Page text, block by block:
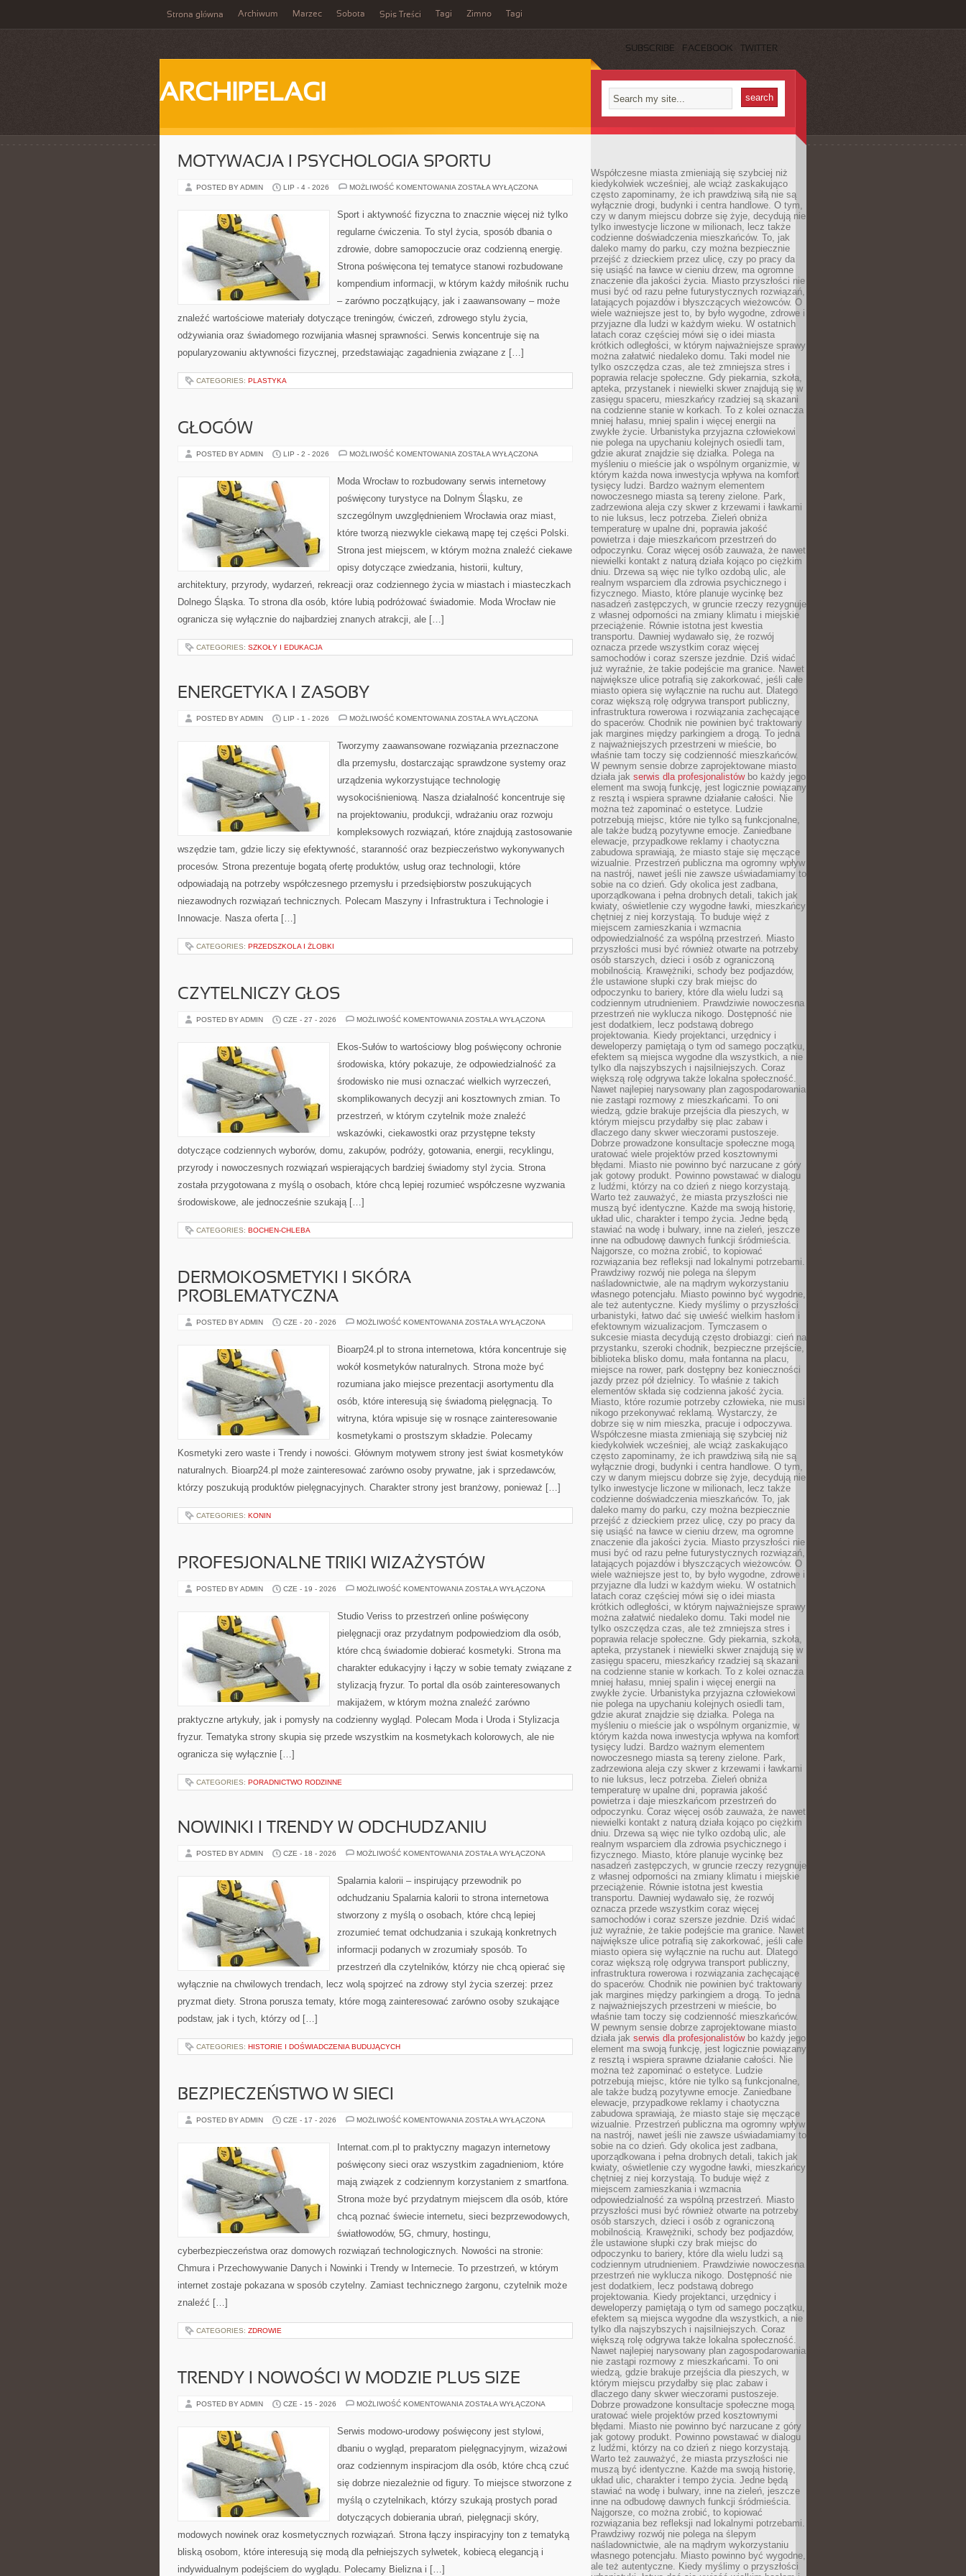
Strona główna Archiwum Marzec Sobota Spis Treści Tagi Zimno Tagi
SUBSCRIBE FACEBOOK TWITTER
ARCHIPELAGI
MOTYWACJA I PSYCHOLOGIA SPORTU
POSTED BY ADMIN LIP - 4 - 2026 MOŻLIWOŚĆ KOMENTOWANIA MOTYWACJA
ZOSTAŁA WYŁĄCZONA
Sport i aktywność fizyczna to znacznie więcej niż tylko
regularne ćwiczenia. To styl życia, sposób dbania o
zdrowie, dobre samopoczucie oraz codzienną energię.
Strona poświęcona tej tematyce stanowi rozbudowane
kompendium informacji, w którym każdy miłośnik ruchu
– zarówno początkujący, jak i zaawansowany – może
znaleźć wartościowe materiały dotyczące treningów, ćwiczeń, zdrowego stylu życia,
odżywiania oraz świadomego rozwijania własnej sprawności. Serwis koncentruje się na
popularyzowaniu aktywności fizycznej, przedstawiając zagadnienia związane z […]
CATEGORIES: PLASTYKA
GŁOGÓW
POSTED BY ADMIN LIP - 2 - 2026 MOŻLIWOŚĆ KOMENTOWANIA GŁOGÓW
ZOSTAŁA WYŁĄCZONA
Moda Wrocław to rozbudowany serwis internetowy
poświęcony turystyce na Dolnym Śląsku, ze
szczególnym uwzględnieniem Wrocławia oraz miast,
które tworzą niezwykle ciekawą mapę tej części Polski.
Strona jest miejscem, w którym można znaleźć ciekawe
opisy dotyczące zwiedzania, historii, kultury,
architektury, przyrody, wydarzeń, rekreacji oraz codziennego życia w miastach i miasteczkach
Dolnego Śląska. To strona dla osób, które lubią podróżować świadomie. Moda Wrocław nie
ogranicza się wyłącznie do najbardziej znanych atrakcji, ale […]
CATEGORIES: SZKOŁY I EDUKACJA
ENERGETYKA I ZASOBY
POSTED BY ADMIN LIP - 1 - 2026 MOŻLIWOŚĆ KOMENTOWANIA ENERGETYKA
ZOSTAŁA WYŁĄCZONA
Tworzymy zaawansowane rozwiązania przeznaczone
dla przemysłu, dostarczając sprawdzone systemy oraz
urządzenia wykorzystujące technologię
wysokociśnieniową. Nasza działalność koncentruje się
na projektowaniu, produkcji, wdrażaniu oraz rozwoju
kompleksowych rozwiązań, które znajdują zastosowanie
wszędzie tam, gdzie liczy się efektywność, staranność oraz bezpieczeństwo wykonywanych
procesów. Strona prezentuje bogatą ofertę produktów, usług oraz technologii, które
odpowiadają na potrzeby współczesnego przemysłu i przedsiębiorstw poszukujących
niezawodnych rozwiązań technicznych. Polecam Maszyny i Infrastruktura i Technologie i
Innowacje. Nasza oferta […]
CATEGORIES: PRZEDSZKOLA I ŻLOBKI
CZYTELNICZY GŁOS
POSTED BY ADMIN CZE - 27 - 2026 MOŻLIWOŚĆ KOMENTOWANIA CZYTELNICZY
ZOSTAŁA WYŁĄCZONA
Ekos-Sułów to wartościowy blog poświęcony ochronie
środowiska, który pokazuje, że odpowiedzialność za
środowisko nie musi oznaczać wielkich wyrzeczeń,
skomplikowanych decyzji ani kosztownych zmian. To
przestrzeń, w którym czytelnik może znaleźć
wskazówki, ciekawostki oraz przystępne teksty
dotyczące codziennych wyborów, domu, zakupów, podróży, gotowania, energii, recyklingu,
przyrody i nowoczesnych rozwiązań wspierających bardziej świadomy styl życia. Strona
została przygotowana z myślą o osobach, które chcą lepiej rozumieć współczesne wyzwania
środowiskowe, ale jednocześnie szukają […]
CATEGORIES: BOCHEN-CHLEBA
DERMOKOSMETYKI I SKÓRA
PROBLEMATYCZNA
POSTED BY ADMIN CZE - 20 - 2026 MOŻLIWOŚĆ KOMENTOWANIA DERMOKOSMETYKI
PROBLEMATYCZNA
ZOSTAŁA WYŁĄCZONA
Bioarp24.pl to strona internetowa, która koncentruje się
wokół kosmetyków naturalnych. Strona może być
rozumiana jako miejsce prezentacji asortymentu dla
osób, które interesują się świadomą pielęgnacją. To
witryna, która wpisuje się w rosnące zainteresowanie
kosmetykami o prostszym składzie. Polecamy
Kosmetyki zero waste i Trendy i nowości. Głównym motywem strony jest świat kosmetyków
naturalnych. Bioarp24.pl może zainteresować zarówno osoby prywatne, jak i sprzedawców,
którzy poszukują produktów pielęgnacyjnych. Charakter strony jest branżowy, ponieważ […]
CATEGORIES: KONIN
PROFESJONALNE TRIKI WIZAŻYSTÓW
POSTED BY ADMIN CZE - 19 - 2026 MOŻLIWOŚĆ KOMENTOWANIA PROFESJONALNE
ZOSTAŁA WYŁĄCZONA
Studio Veriss to przestrzeń online poświęcony
pielęgnacji oraz przydatnym podpowiedziom dla osób,
które chcą świadomie dobierać kosmetyki. Strona ma
charakter edukacyjny i łączy w sobie tematy związane z
stylizacją fryzur. To portal dla osób zainteresowanych
makijażem, w którym można znaleźć zarówno
praktyczne artykuły, jak i pomysły na codzienny wygląd. Polecam Moda i Uroda i Stylizacja
fryzur. Tematyka strony skupia się przede wszystkim na kosmetykach kolorowych, ale nie
ogranicza się wyłącznie […]
CATEGORIES: PORADNICTWO RODZINNE
NOWINKI I TRENDY W ODCHUDZANIU
POSTED BY ADMIN CZE - 18 - 2026 MOŻLIWOŚĆ KOMENTOWANIA NOWINKI
ODCHUDZANIU
ZOSTAŁA WYŁĄCZONA
Spalarnia kalorii – inspirujący przewodnik po
odchudzaniu Spalarnia kalorii to strona internetowa
stworzony z myślą o osobach, które chcą lepiej
zrozumieć temat odchudzania i szukają konkretnych
informacji podanych w zrozumiały sposób. To
przestrzeń dla czytelników, którzy nie chcą opierać się
wyłącznie na chwilowych trendach, lecz wolą spojrzeć na zdrowy styl życia szerzej: przez
pryzmat diety. Strona porusza tematy, które mogą zainteresować zarówno osoby szukające
podstaw, jak i tych, którzy od […]
CATEGORIES: HISTORIE I DOŚWIADCZENIA BUDUJĄCYCH
BEZPIECZEŃSTWO W SIECI
POSTED BY ADMIN CZE - 17 - 2026 MOŻLIWOŚĆ KOMENTOWANIA BEZPIECZEŃSTWO
ZOSTAŁA WYŁĄCZONA
Internat.com.pl to praktyczny magazyn internetowy
poświęcony sieci oraz wszystkim zagadnieniom, które
mają związek z codziennym korzystaniem z smartfona.
Strona może być przydatnym miejscem dla osób, które
chcą poznać świecie internetu, sieci bezprzewodowych,
światłowodów, 5G, chmury, hostingu,
cyberbezpieczeństwa oraz domowych rozwiązań technologicznych. Nowości na stronie:
Chmura i Przechowywanie Danych i Nowinki i Trendy w Internecie. To przestrzeń, w którym
internet zostaje pokazana w sposób czytelny. Zamiast technicznego żargonu, czytelnik może
znaleźć […]
CATEGORIES: ZDROWIE
TRENDY I NOWOŚCI W MODZIE PLUS SIZE
POSTED BY ADMIN CZE - 15 - 2026 MOŻLIWOŚĆ KOMENTOWANIA TRENDY
W
MODZIE
SIZE
ZOSTAŁA WYŁĄCZONA
Serwis modowo-urodowy poświęcony jest stylowi,
dbaniu o wygląd, preparatom pielęgnacyjnym, wizażowi
oraz codziennym inspiracjom dla osób, które chcą czuć
się dobrze niezależnie od figury. To miejsce stworzone z
myślą o czytelnikach, którzy szukają prostych porad
dotyczących dobierania ubrań, pielęgnacji skóry,
modowych nowinek oraz kosmetycznych rozwiązań. Strona łączy inspiracyjny ton z tematyką
bliską osobom, które interesują się modą dla pełniejszych sylwetek, kobiecą elegancją i
indywidualnym podejściem do wyglądu. Polecamy Bielizna i […]
Współczesne miasta zmieniają się szybciej niż
kiedykolwiek wcześniej, ale wciąż zaskakująco
często zapominamy, że ich prawdziwą siłą nie są
wyłącznie drogi, budynki i centra handlowe. O tym,
czy w danym miejscu dobrze się żyje, decydują nie
tylko inwestycje liczone w milionach, lecz także
codzienne doświadczenia mieszkańców. To, jak
daleko mamy do parku, czy można bezpiecznie
przejść z dzieckiem przez ulicę, czy po pracy da
się usiąść na ławce w cieniu drzew, ma ogromne
znaczenie dla jakości życia. Miasto przyszłości nie
musi być od razu pełne futurystycznych rozwiązań,
latających pojazdów i błyszczących wieżowców. O
wiele ważniejsze jest to, by było wygodne, zdrowe i
przyjazne dla ludzi w każdym wieku. W ostatnich
latach coraz częściej mówi się o idei miasta
krótkich odległości, w którym najważniejsze sprawy
można załatwić niedaleko domu. Taki model nie
tylko oszczędza czas, ale też zmniejsza stres i
poprawia relacje społeczne. Gdy piekarnia, szkoła,
apteka, przystanek i niewielki skwer znajdują się w
zasięgu spaceru, mieszkańcy rzadziej są skazani
na codzienne stanie w korkach. To z kolei oznacza
mniej hałasu, mniej spalin i więcej energii na
zwykłe życie. Urbanistyka przyjazna człowiekowi
nie polega na upychaniu kolejnych osiedli tam,
gdzie akurat znajdzie się działka. Polega na
myśleniu o mieście jak o wspólnym organizmie, w
którym każda nowa inwestycja wpływa na komfort
tysięcy ludzi. Bardzo ważnym elementem
nowoczesnego miasta są tereny zielone. Park,
zadrzewiona aleja czy skwer z krzewami i ławkami
to nie luksus, lecz potrzeba. Zieleń obniża
temperaturę w upalne dni, poprawia jakość
powietrza i daje mieszkańcom przestrzeń do
odpoczynku. Coraz więcej osób zauważa, że nawet
niewielki kontakt z naturą działa kojąco po ciężkim
dniu. Drzewa są więc nie tylko ozdobą ulic, ale
realnym wsparciem dla zdrowia psychicznego i
fizycznego. Miasto, które planuje wycinkę bez
nasadzeń zastępczych, w gruncie rzeczy rezygnuje
z własnej odporności na zmiany klimatu i miejskie
przeciążenie. Równie istotna jest kwestia
transportu. Dawniej wydawało się, że rozwój
oznacza przede wszystkim coraz więcej
samochodów i coraz szersze jezdnie. Dziś widać
już wyraźnie, że takie podejście ma granice. Nawet
największe ulice potrafią się zakorkować, jeśli całe
miasto opiera się wyłącznie na ruchu aut. Dlatego
coraz większą rolę odgrywa transport publiczny,
infrastruktura rowerowa i rozwiązania zachęcające
do spacerów. Chodnik nie powinien być traktowany
jak margines między parkingiem a drogą. To jedna
z najważniejszych przestrzeni w mieście, bo
właśnie tam toczy się codzienność mieszkańców.
W pewnym sensie dobrze zaprojektowane miasto
działa jak serwis dla profesjonalistówbo każdy jego
element ma swoją funkcję, jest logicznie powiązany
z resztą i wspiera sprawne działanie całości. Nie
można też zapominać o estetyce. Ludzie
potrzebują miejsc, które nie tylko są funkcjonalne,
ale także budzą pozytywne emocje. Zaniedbane
elewacje, przypadkowe reklamy i chaotyczna
zabudowa sprawiają, że miasto staje się męczące
wizualnie. Przestrzeń publiczna ma ogromny wpływ
na nastrój, nawet jeśli nie zawsze uświadamiamy to
sobie na co dzień. Gdy okolica jest zadbana,
uporządkowana i pełna drobnych detali, takich jak
kwiaty, oświetlenie czy wygodne ławki, mieszkańcy
chętniej z niej korzystają. To buduje więź z
miejscem zamieszkania i wzmacnia
odpowiedzialność za wspólną przestrzeń. Miasto
przyszłości musi być również otwarte na potrzeby
osób starszych, dzieci i osób z ograniczoną
mobilnością. Krawężniki, schody bez podjazdów,
źle ustawione słupki czy brak miejsc do
odpoczynku to bariery, które dla wielu ludzi są
codziennym utrudnieniem. Prawdziwie nowoczesna
przestrzeń nie wyklucza nikogo. Dostępność nie
jest dodatkiem, lecz podstawą dobrego
projektowania. Kiedy projektanci, urzędnicy i
deweloperzy pamiętają o tym od samego początku,
efektem są miejsca wygodne dla wszystkich, a nie
tylko dla najszybszych i najsilniejszych. Coraz
większą rolę odgrywa także lokalna społeczność.
Nawet najlepiej narysowany plan zagospodarowania
nie zastąpi rozmowy z mieszkańcami. To oni
wiedzą, gdzie brakuje przejścia dla pieszych, w
którym miejscu przydałby się plac zabaw i
dlaczego dany skwer wieczorami pustoszeje.
Dobrze prowadzone konsultacje społeczne mogą
uratować wiele projektów przed kosztownymi
błędami. Miasto nie powinno być narzucane z góry
jak gotowy produkt. Powinno powstawać w dialogu
z ludźmi, którzy na co dzień z niego korzystają.
Warto też zauważyć, że miasta przyszłości nie
muszą być identyczne. Każde ma swoją historię,
układ ulic, charakter i tempo życia. Jedne będą
stawiać na wodę i bulwary, inne na zieleń, jeszcze
inne na odbudowę dawnych funkcji śródmieścia.
Najgorsze, co można zrobić, to kopiować
rozwiązania bez refleksji nad lokalnymi potrzebami.
Prawdziwy rozwój nie polega na ślepym
naśladownictwie, ale na mądrym wykorzystaniu
własnego potencjału. Miasto powinno być wygodne,
ale też autentyczne. Kiedy myślimy o przyszłości
urbanistyki, łatwo dać się uwieść wielkim hasłom i
efektownym wizualizacjom. Tymczasem o
sukcesie miasta decydują często drobiazgi: cień na
przystanku, szeroki chodnik, bezpieczne przejście,
biblioteka blisko domu, mała fontanna na placu,
miejsce na rower, park dostępny bez konieczności
jazdy przez pół dzielnicy. To właśnie z takich
elementów składa się codzienna jakość życia.
Miasto, które rozumie potrzeby człowieka, nie musi
nikogo przekonywać reklamą. Wystarczy, że
dobrze się w nim mieszka, pracuje i odpoczywa.
Współczesne miasta zmieniają się szybciej niż
kiedykolwiek wcześniej, ale wciąż zaskakująco
często zapominamy, że ich prawdziwą siłą nie są
wyłącznie drogi, budynki i centra handlowe. O tym,
czy w danym miejscu dobrze się żyje, decydują nie
tylko inwestycje liczone w milionach, lecz także
codzienne doświadczenia mieszkańców. To, jak
daleko mamy do parku, czy można bezpiecznie
przejść z dzieckiem przez ulicę, czy po pracy da
się usiąść na ławce w cieniu drzew, ma ogromne
znaczenie dla jakości życia. Miasto przyszłości nie
musi być od razu pełne futurystycznych rozwiązań,
latających pojazdów i błyszczących wieżowców. O
wiele ważniejsze jest to, by było wygodne, zdrowe i
przyjazne dla ludzi w każdym wieku. W ostatnich
latach coraz częściej mówi się o idei miasta
krótkich odległości, w którym najważniejsze sprawy
można załatwić niedaleko domu. Taki model nie
tylko oszczędza czas, ale też zmniejsza stres i
poprawia relacje społeczne. Gdy piekarnia, szkoła,
apteka, przystanek i niewielki skwer znajdują się w
zasięgu spaceru, mieszkańcy rzadziej są skazani
na codzienne stanie w korkach. To z kolei oznacza
mniej hałasu, mniej spalin i więcej energii na
zwykłe życie. Urbanistyka przyjazna człowiekowi
nie polega na upychaniu kolejnych osiedli tam,
gdzie akurat znajdzie się działka. Polega na
myśleniu o mieście jak o wspólnym organizmie, w
którym każda nowa inwestycja wpływa na komfort
tysięcy ludzi. Bardzo ważnym elementem
nowoczesnego miasta są tereny zielone. Park,
zadrzewiona aleja czy skwer z krzewami i ławkami
to nie luksus, lecz potrzeba. Zieleń obniża
temperaturę w upalne dni, poprawia jakość
powietrza i daje mieszkańcom przestrzeń do
odpoczynku. Coraz więcej osób zauważa, że nawet
niewielki kontakt z naturą działa kojąco po ciężkim
dniu. Drzewa są więc nie tylko ozdobą ulic, ale
realnym wsparciem dla zdrowia psychicznego i
fizycznego. Miasto, które planuje wycinkę bez
nasadzeń zastępczych, w gruncie rzeczy rezygnuje
z własnej odporności na zmiany klimatu i miejskie
przeciążenie. Równie istotna jest kwestia
transportu. Dawniej wydawało się, że rozwój
oznacza przede wszystkim coraz więcej
samochodów i coraz szersze jezdnie. Dziś widać
już wyraźnie, że takie podejście ma granice. Nawet
największe ulice potrafią się zakorkować, jeśli całe
miasto opiera się wyłącznie na ruchu aut. Dlatego
coraz większą rolę odgrywa transport publiczny,
infrastruktura rowerowa i rozwiązania zachęcające
do spacerów. Chodnik nie powinien być traktowany
jak margines między parkingiem a drogą. To jedna
z najważniejszych przestrzeni w mieście, bo
właśnie tam toczy się codzienność mieszkańców.
W pewnym sensie dobrze zaprojektowane miasto
działa jak serwis dla profesjonalistówbo każdy jego
element ma swoją funkcję, jest logicznie powiązany
z resztą i wspiera sprawne działanie całości. Nie
można też zapominać o estetyce. Ludzie
potrzebują miejsc, które nie tylko są funkcjonalne,
ale także budzą pozytywne emocje. Zaniedbane
elewacje, przypadkowe reklamy i chaotyczna
zabudowa sprawiają, że miasto staje się męczące
wizualnie. Przestrzeń publiczna ma ogromny wpływ
na nastrój, nawet jeśli nie zawsze uświadamiamy to
sobie na co dzień. Gdy okolica jest zadbana,
uporządkowana i pełna drobnych detali, takich jak
kwiaty, oświetlenie czy wygodne ławki, mieszkańcy
chętniej z niej korzystają. To buduje więź z
miejscem zamieszkania i wzmacnia
odpowiedzialność za wspólną przestrzeń. Miasto
przyszłości musi być również otwarte na potrzeby
osób starszych, dzieci i osób z ograniczoną
mobilnością. Krawężniki, schody bez podjazdów,
źle ustawione słupki czy brak miejsc do
odpoczynku to bariery, które dla wielu ludzi są
codziennym utrudnieniem. Prawdziwie nowoczesna
przestrzeń nie wyklucza nikogo. Dostępność nie
jest dodatkiem, lecz podstawą dobrego
projektowania. Kiedy projektanci, urzędnicy i
deweloperzy pamiętają o tym od samego początku,
efektem są miejsca wygodne dla wszystkich, a nie
tylko dla najszybszych i najsilniejszych. Coraz
większą rolę odgrywa także lokalna społeczność.
Nawet najlepiej narysowany plan zagospodarowania
nie zastąpi rozmowy z mieszkańcami. To oni
wiedzą, gdzie brakuje przejścia dla pieszych, w
którym miejscu przydałby się plac zabaw i
dlaczego dany skwer wieczorami pustoszeje.
Dobrze prowadzone konsultacje społeczne mogą
uratować wiele projektów przed kosztownymi
błędami. Miasto nie powinno być narzucane z góry
jak gotowy produkt. Powinno powstawać w dialogu
z ludźmi, którzy na co dzień z niego korzystają.
Warto też zauważyć, że miasta przyszłości nie
muszą być identyczne. Każde ma swoją historię,
układ ulic, charakter i tempo życia. Jedne będą
stawiać na wodę i bulwary, inne na zieleń, jeszcze
inne na odbudowę dawnych funkcji śródmieścia.
Najgorsze, co można zrobić, to kopiować
rozwiązania bez refleksji nad lokalnymi potrzebami.
Prawdziwy rozwój nie polega na ślepym
naśladownictwie, ale na mądrym wykorzystaniu
własnego potencjału. Miasto powinno być wygodne,
ale też autentyczne. Kiedy myślimy o przyszłości